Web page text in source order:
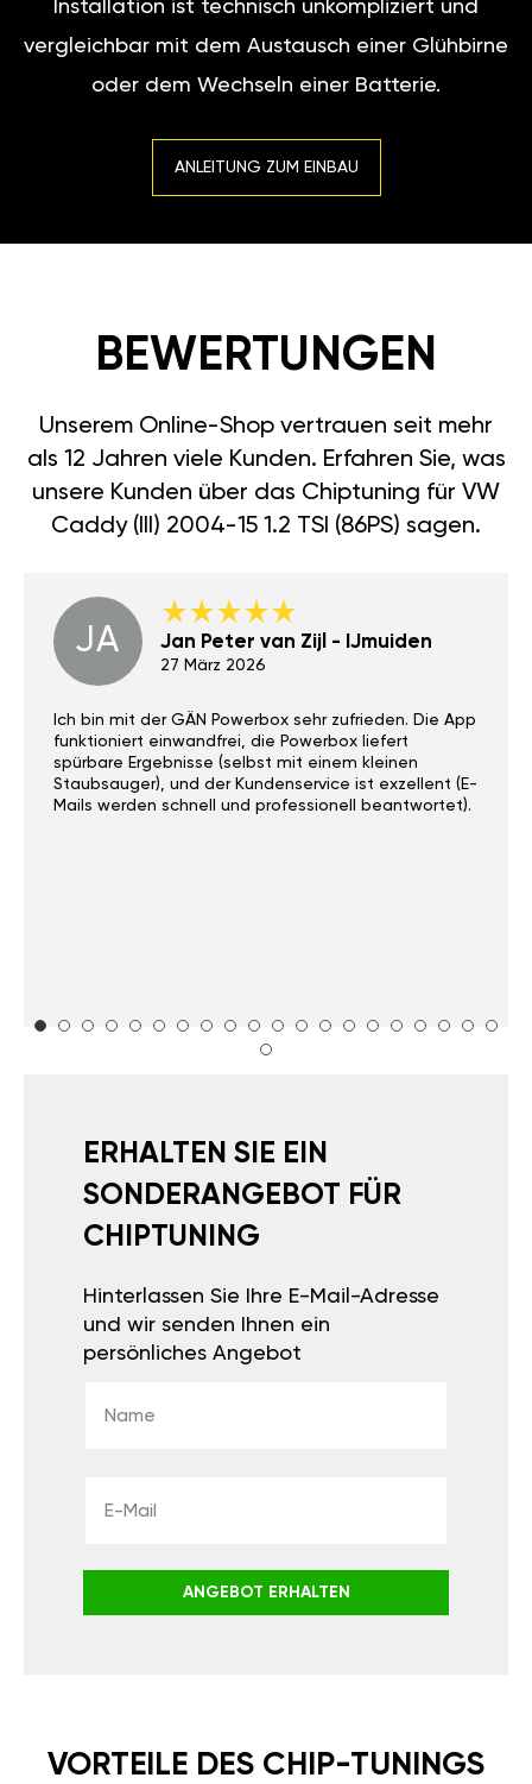
Installation ist technisch unkompliziert und
vergleichbar mit dem Austausch einer Glühbirne
oder dem Wechseln einer Batterie.
ANLEITUNG ZUM EINBAU
BEWERTUNGEN
Unserem Online-Shop vertrauen seit mehr
als 12 Jahren viele Kunden. Erfahren Sie, was
unsere Kunden über das Chiptuning für VW
Caddy (III) 2004-15 1.2 TSI (86PS) sagen.
JA Jan Peter van Zijl - IJmuiden
27 März 2026
Ich bin mit der GÄN Powerbox sehr zufrieden. Die App
funktioniert einwandfrei, die Powerbox liefert
spürbare Ergebnisse (selbst mit einem kleinen
Staubsauger), und der Kundenservice ist exzellent (E-
Mails werden schnell und professionell beantwortet).
ERHALTEN SIE EIN
SONDERANGEBOT FÜR
CHIPTUNING
Hinterlassen Sie Ihre E-Mail-Adresse
und wir senden Ihnen ein
persönliches Angebot
ANGEBOT ERHALTEN
VORTEILE DES CHIP-TUNINGS